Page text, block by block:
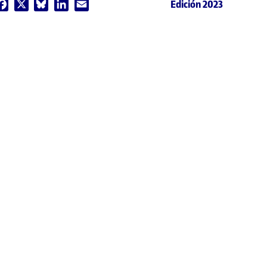
Facebook Bluesky LinkedIn Edición 2023